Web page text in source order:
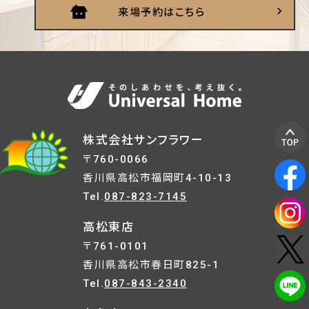
来場予約はこちら
株式会社サンフラワー
〒760-0066
香川県高松市福岡町4-10-13
Tel.087-823-7145
高松東店
〒761-0101
香川県高松市春日町825-1
Tel.087-843-2340